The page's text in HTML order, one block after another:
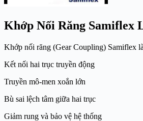
Khớp Nối Răng Samiflex
Khớp nối răng (Gear Coupling) Samiflex
Kết nối hai trục truyền động
Truyền mô-men xoắn lớn
Bù sai lệch tâm giữa hai trục
Giảm rung và bảo vệ hệ thống